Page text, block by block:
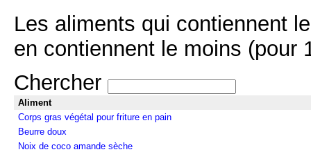
Les aliments qui contiennent
en contiennent le moins (pour
Chercher
Aliment
Corps gras végétal pour friture en pain
Beurre doux
Noix de coco amande sèche